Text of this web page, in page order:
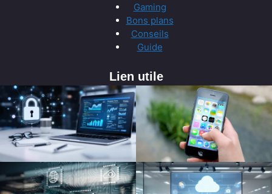
Gaming
Bons plans
Conseils
Guide
Lien utile